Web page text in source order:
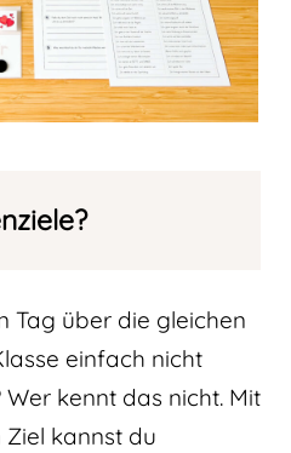
Tag über die gleichen
einfach nicht
kennt das nicht. Mit
kannst du